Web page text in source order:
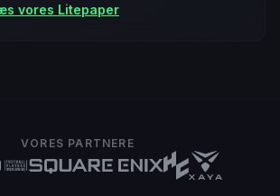
vores Litepaper
VORES PARTNERE